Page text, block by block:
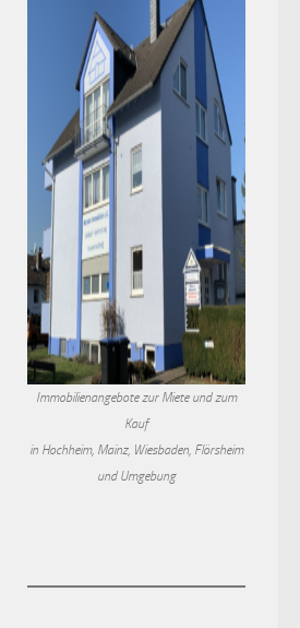
Immobilienangebote zur Miete und zum
Kauf
in Hochheim, Mainz, Wiesbaden, Flörsheim
und Umgebung